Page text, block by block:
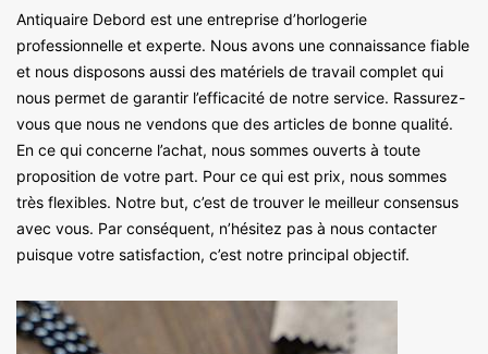
Antiquaire Debord est une entreprise d’horlogerie
professionnelle et experte. Nous avons une connaissance fiable
et nous disposons aussi des matériels de travail complet qui
nous permet de garantir l’efficacité de notre service. Rassurez-
vous que nous ne vendons que des articles de bonne qualité.
En ce qui concerne l’achat, nous sommes ouverts à toute
proposition de votre part. Pour ce qui est prix, nous sommes
très flexibles. Notre but, c’est de trouver le meilleur consensus
avec vous. Par conséquent, n’hésitez pas à nous contacter
puisque votre satisfaction, c’est notre principal objectif.